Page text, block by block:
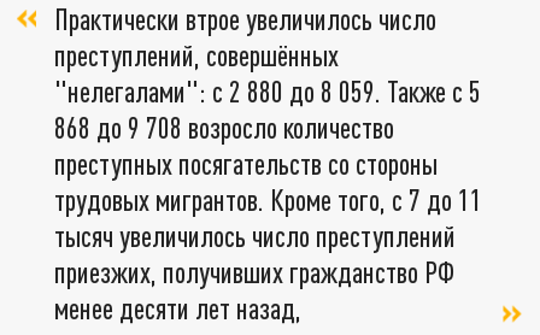
Практически втрое увеличилось число
преступлений, совершённых
"нелегалами": с 2 880 до 8 059. Также с 5
868 до 9 708 возросло количество
преступных посягательств со стороны
трудовых мигрантов. Кроме того, с 7 до 11
тысяч увеличилось число преступлений
приезжих, получивших гражданство РФ
менее десяти лет назад,